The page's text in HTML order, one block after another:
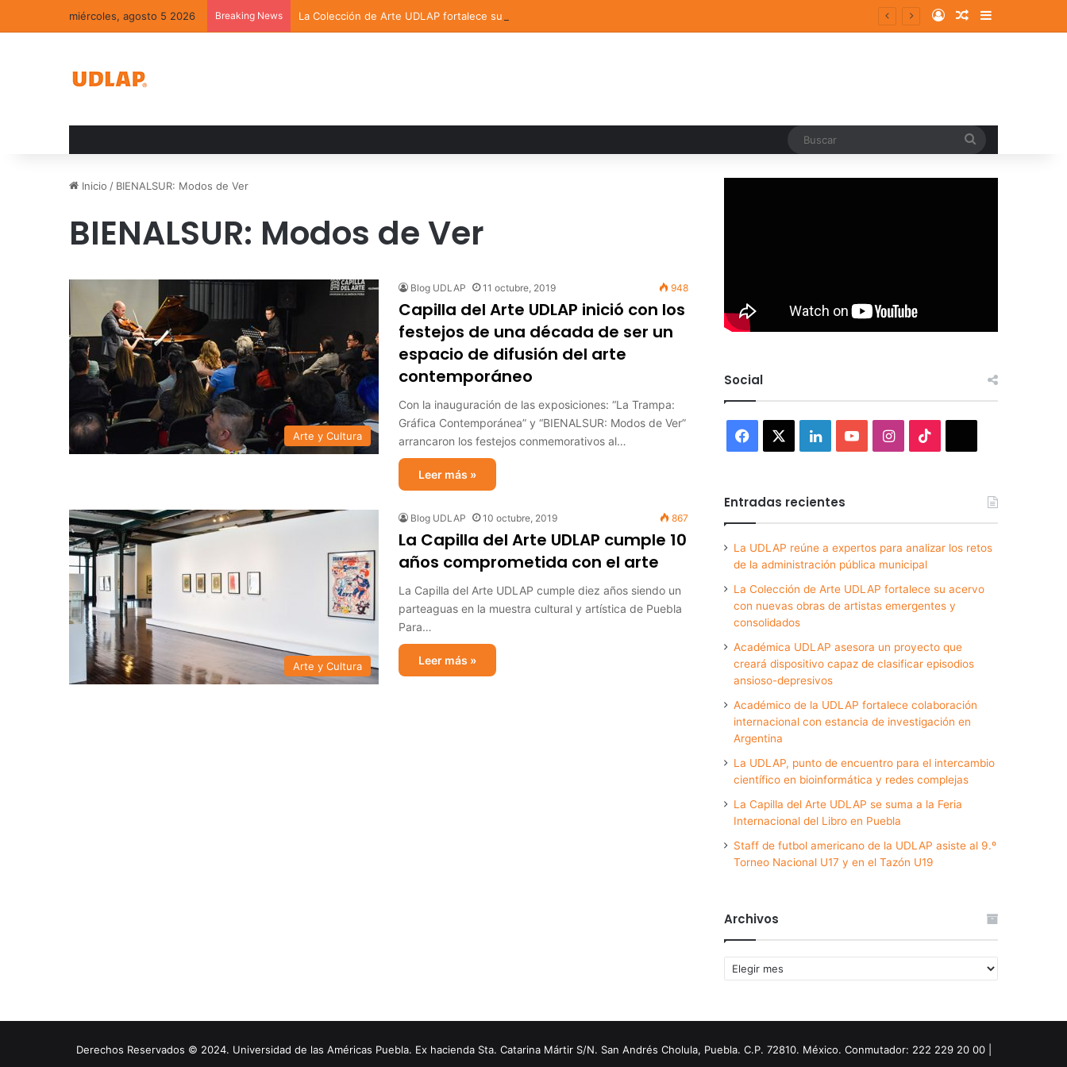
miércoles, agosto 5 2026 Breaking News La Colección de Arte UDLAP fortalece su acervo con nuevas obras de artistas emergentes y consolidados Log InRandom Article
Sidebar
Inicio / BIENALSUR: Modos de Ver
BIENALSUR: Modos de Ver
Arte y Cultura
Blog UDLAP 11 octubre, 2019 948
Capilla del Arte UDLAP inició con los
festejos de una década de ser un
espacio de difusión del arte
contemporáneo
Con la inauguración de las exposiciones: “La Trampa:
Gráfica Contemporánea” y “BIENALSUR: Modos de Ver”
arrancaron los festejos conmemorativos al…
Leer más »
Arte y Cultura
Blog UDLAP 10 octubre, 2019 867
La Capilla del Arte UDLAP cumple 10
años comprometida con el arte
La Capilla del Arte UDLAP cumple diez años siendo un
parteaguas en la muestra cultural y artística de Puebla
Para…
Leer más »
Social
Facebook LinkedInYouTubeInstagram
Entradas recientes
La UDLAP reúne a expertos para analizar los retos
de la administración pública municipal
La Colección de Arte UDLAP fortalece su acervo
con nuevas obras de artistas emergentes y
consolidados
Académica UDLAP asesora un proyecto que
creará dispositivo capaz de clasificar episodios
ansioso-depresivos
Académico de la UDLAP fortalece colaboración
internacional con estancia de investigación en
Argentina
La UDLAP, punto de encuentro para el intercambio
científico en bioinformática y redes complejas
La Capilla del Arte UDLAP se suma a la Feria
Internacional del Libro en Puebla
Staff de futbol americano de la UDLAP asiste al 9.º
Torneo Nacional U17 y en el Tazón U19
Archivos
Archivos
Derechos Reservados © 2024. Universidad de las Américas Puebla. Ex hacienda Sta. Catarina Mártir S/N. San Andrés Cholula, Puebla. C.P. 72810. México. Conmutador: 222 229 20 00 |